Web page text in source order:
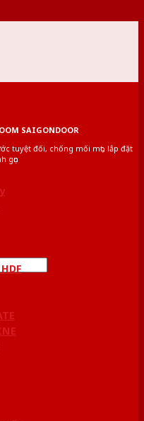
SAIGONDOOR
tuyệt đối, chống mối mọt, lắp đặt
gọn